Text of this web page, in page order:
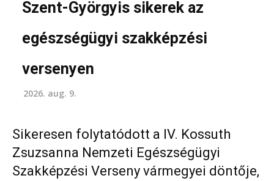
Szent-Györgyis sikerek az
egészségügyi szakképzési
versenyen
2026. aug. 9.
Sikeresen folytatódott a IV. Kossuth
Zsuzsanna Nemzeti Egészségügyi
Szakképzési Verseny vármegyei döntője,